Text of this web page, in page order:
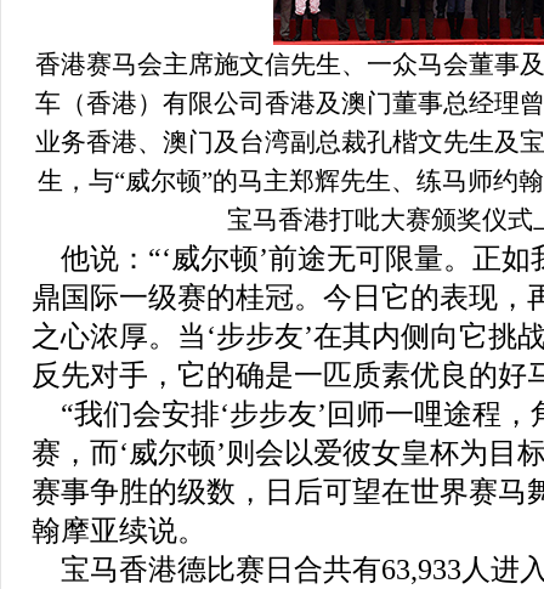
香港赛马会主席施文信先生、一众马会董事
车（香港）有限公司香港及澳门董事总经理
业务香港、澳门及台湾副总裁孔楷文先生及
生，与“威尔顿”的马主郑辉先生、练马师约
宝马香港打吡大赛颁奖仪式
他说： “‘威尔顿’前途无可限量。正如
鼎国际一级赛的桂冠。今日 它的表现，
之心浓厚。当‘步步友’在其内侧向它挑
反先对手， 它的确是一匹质素优良的好
“我们会安排‘步步友’ 回师一哩途程，
赛，而‘威尔顿’则会以爱彼女皇杯为目
赛事争胜的级数，日后可望在世界赛马
翰摩亚续说。
宝马香港德比赛日合共有63,933 人进